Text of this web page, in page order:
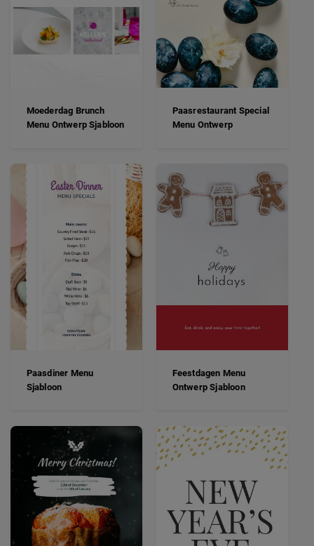
Moederdag Brunch
Menu Ontwerp Sjabloon
Paasrestaurant Special
Menu Ontwerp
Paasdiner Menu
Sjabloon
Feestdagen Menu
Ontwerp Sjabloon